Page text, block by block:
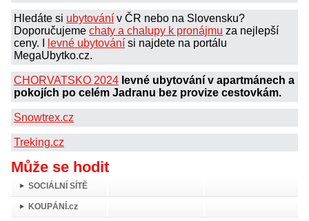
Hledáte si ubytování v ČR nebo na Slovensku?
Doporučujeme chaty a chalupy k pronájmu za nejlepší
ceny. I
levné ubytování si najdete na portálu
MegaUbytko.cz.
CHORVATSKO 2024 levné ubytování v apartmánech a
pokojích po celém Jadranu bez provize cestovkám.
Snowtrex.cz
Treking.cz
Může se hodit
SOCIÁLNÍ SÍTĚ
KOUPÁNÍ.cz